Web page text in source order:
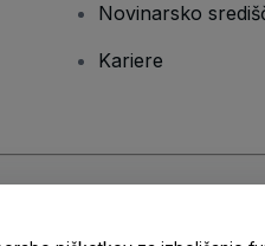
Novinarsko
Kariere